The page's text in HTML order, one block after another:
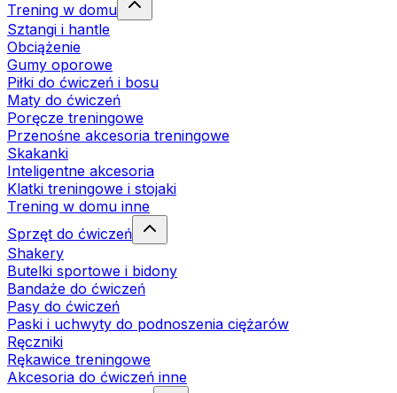
Trening w domu
Sztangi i hantle
Obciążenie
Gumy oporowe
Piłki do ćwiczeń i bosu
Maty do ćwiczeń
Poręcze treningowe
Przenośne akcesoria treningowe
Skakanki
Inteligentne akcesoria
Klatki treningowe i stojaki
Trening w domu inne
Sprzęt do ćwiczeń
Shakery
Butelki sportowe i bidony
Bandaże do ćwiczeń
Pasy do ćwiczeń
Paski i uchwyty do podnoszenia ciężarów
Ręczniki
Rękawice treningowe
Akcesoria do ćwiczeń inne